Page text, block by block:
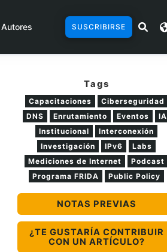
| Autores
SUSCRIBIRSE
Tags
Capacitaciones
Ciberseguridad
DNS
Enrutamiento Eventos
IA
Institucional
Interconexión
Investigación
IPv6
Labs
Mediciones de Internet
Podcast
Programa FRIDA
Public Policy
NOTAS PREVIAS
¿TE GUSTARÍA CONTRIBUIR
CON UN ARTÍCULO?